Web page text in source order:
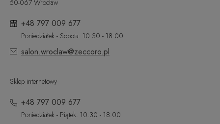
50-067 Wrocław
+48 797 009 677
Poniedziałek - Sobota: 10:30 - 18:00
salon.wroclaw@zeccoro.pl
Sklep internetowy
+48 797 009 677
Poniedziałek - Piątek: 10:30 - 18:00